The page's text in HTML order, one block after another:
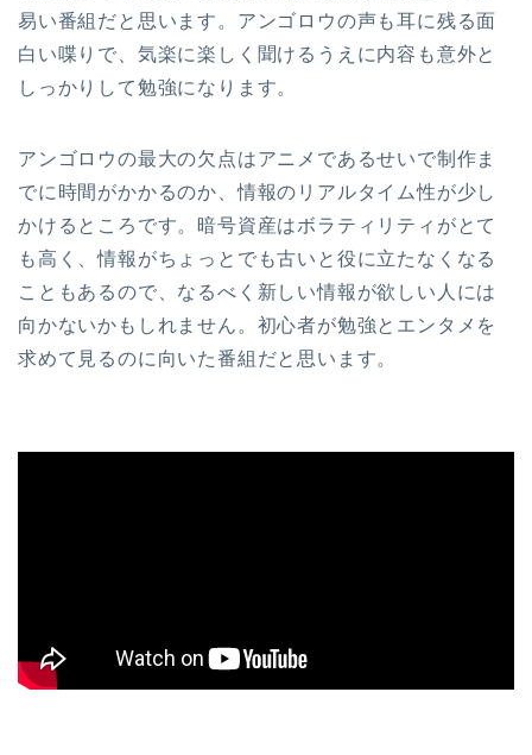
易い番組だと思います。アンゴロウの声も耳に残る面
白い喋りで、気楽に楽しく聞けるうえに内容も意外と
しっかりして勉強になります。
アンゴロウの最大の欠点はアニメであるせいで制作ま
でに時間がかかるのか、情報のリアルタイム性が少し
かけるところです。暗号資産はボラティリティがとて
も高く、情報がちょっとでも古いと役に立たなくなる
こともあるので、なるべく新しい情報が欲しい人には
向かないかもしれません。初心者が勉強とエンタメを
求めて見るのに向いた番組だと思います。